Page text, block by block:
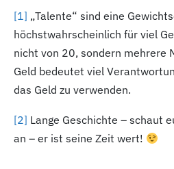
[1] „Talente“ sind eine
höchstwahrscheinlich für viel
nicht von 20, sondern mehrere
Geld bedeutet viel
das Geld zu verwenden.
[2] Lange Geschichte – schaut
an – er ist seine Zeit wert!